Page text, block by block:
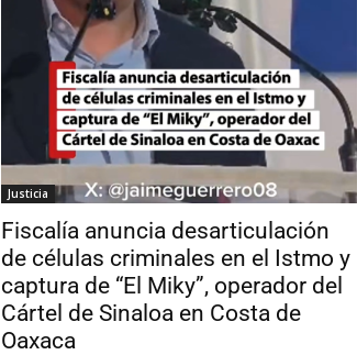
Justicia
Fiscalía anuncia desarticulación
de células criminales en el Istmo y
captura de “El Miky”, operador del
Cártel de Sinaloa en Costa de
Oaxaca